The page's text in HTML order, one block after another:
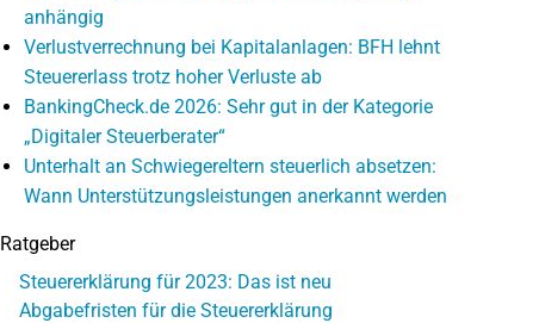
anhängig
Verlustverrechnung bei Kapitalanlagen: BFH lehnt
Steuererlass trotz hoher Verluste ab
BankingCheck.de 2026: Sehr gut in der Kategorie
„Digitaler Steuerberater“
Unterhalt an Schwiegereltern steuerlich absetzen:
Wann Unterstützungsleistungen anerkannt werden
Ratgeber
Steuererklärung für 2023: Das ist neu
Abgabefristen für die Steuererklärung